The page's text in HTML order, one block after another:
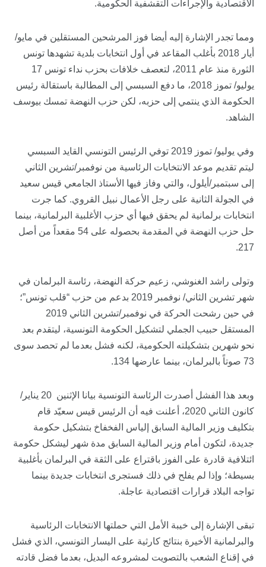
الاقتصادية والإجراءات التقشفية الحكومية.
ومما تجدر الإشارة إليه أيضا فوز المرشحين المستقلين في مايو/
أيار 2018 بأغلب المقاعد في أول انتخابات بلدية تشهدها تونس
الثورة منذ عام 2011، لتعصف خلافات بحزب نداء تونس 17
يوليو/ تموز 2018، ما دفع السبسي إلى المطالبة باستقالة رئيس
الحكومة الذي ينتمي إلى حزبه، لكن حزب النهضة تمسك بيوسف
الشاهد.
وفي يوليو/ تموز 2019 توفي الرئيس التونسي القايد السبسي
ليتم تقديم موعد الانتخابات الرئاسية من نوفمبر/تشرين الثاني
إلى سبتمبر/أيلول، والتي وفاز فيها الأستاذ الجامعي قيس سعيد
في الجولة الثانية على رجل الأعمال نبيل القروي. كما جرت
انتخابات برلمانية لم يحقق فيها أي حزب الأغلبية البرلمانية، بينما
حل حزب النهضة في المقدمة بحصوله على 54 مقعداً من أصل
217.
وتولى راشد الغنوشي، زعيم حركة النهضة، رئاسة البرلمان في
شهر تشرين الثاني/ نوفمبر 2019 بدعم من حزب “قلب تونس”؛
في حين رشحت الحركة في نوفمبر/تشرين الثاني 2019
المستقل حبيب الجملي لتشكيل الحكومة التونسية، ليتقدم بعد
نحو شهرين بتشكيلته الحكومية، لكنه فشل بعدما لم تحصد سوى
73 صوتاً بالبرلمان، بينما عارضها 134.
وبعد هذا الفشل أصدرت الرئاسة التونسية بيانا الإثنين 20 يناير/
كانون الثاني 2020، أعلنت فيه أن الرئيس قيس سعيّد قام
بتكليف وزير المالية السابق إلياس الفخفاخ بتشكيل حكومة
جديدة، لتكون أمام وزير المالية السابق مدة شهر ليشكل حكومة
ائتلافية قادرة على الفوز باقتراع على الثقة في البرلمان بأغلبية
بسيطة؛ وإذا لم يفلح في ذلك فستجرى انتخابات جديدة بينما
تواجه البلاد قرارات اقتصادية عاجلة.
تبقى الإشارة إلى خيبة الأمل التي حملتها الانتخابات الرئاسية
والبرلمانية الأخيرة بنتائج كارثية على اليسار التونسي، الذي فشل
في إقناع الشعب بالتصويت لمشروعه البديل، بعدما فضل قادته